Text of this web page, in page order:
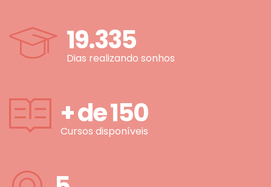
19.335
Dias realizando sonhos
+ de150
Cursos disponíveis